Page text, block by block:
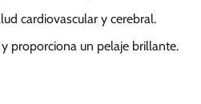
cardiovascular y cerebral.
proporciona un pelaje brillante.